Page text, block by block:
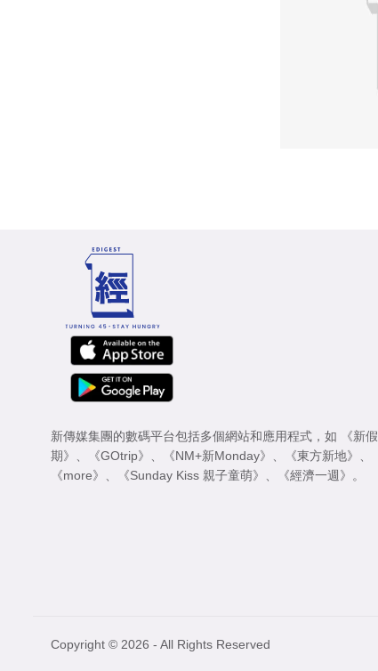
新傳媒集團的數碼平台包括多個網站和應用程式，如
《新假
期》 、 《GOtrip》 、 《NM+新Monday》 、 《東方新地》 、
《more》 、 《Sunday Kiss 親子童萌》 、 《經濟一週》 。
Copyright © 2026 - All Rights Reserved